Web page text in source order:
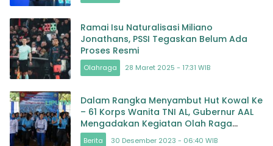
Ramai Isu Naturalisasi Miliano
Jonathans, PSSI Tegaskan Belum Ada
Proses Resmi
Olahraga 28 Maret 2025 - 17:31 WIB
Dalam Rangka Menyambut Hut Kowal Ke
– 61 Korps Wanita TNI AL, Gubernur AAL
Mengadakan Kegiatan Olah Raga
Bersama di Wilayah Surabaya
Berita 30 Desember 2023 - 06:40 WIB